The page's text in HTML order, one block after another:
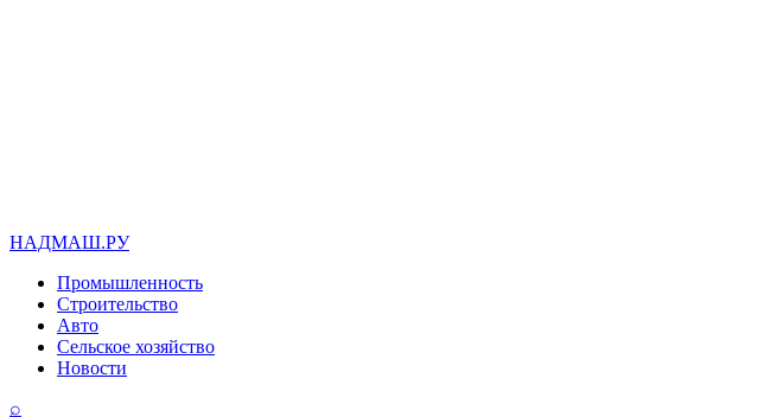
НАДМАШ.РУ
Промышленность
Строительство
Авто
Сельское хозяйство
Новости
⌕